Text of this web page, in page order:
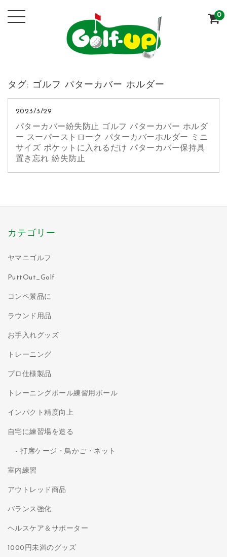
0
タグ: ゴルフ パターカバー ホルダー
2023/3/29
パターカバー紛失防止 ゴルフ パターカバー ホルダ
ー スーパーストローク パターカバーホルダー ミニ
サイズ ポケットに入れるだけ パターカバー保持具
置き忘れ 紛失防止
カテゴリー
ヤマニゴルフ
PuttOut_Golf
コンペ景品に
ラウンド用品
お手入れグッズ
トレーニング
プロ仕様製品
トレーニングボール練習用ボール
インパクト精度向上
自宅に練習場を造る
打席ケージ・鳥かご・ネット
室内練習
アウトレッド商品
バランス強化
ヘルスケア＆サポーター
1000円未満のグッズ